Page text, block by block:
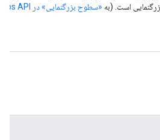
«سطوح بزرگنمایی» در Google Maps API